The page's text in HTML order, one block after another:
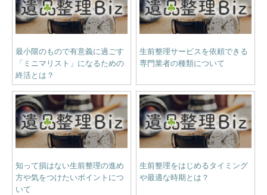
最小限のもので有意義に過ごす
「ミニマリスト」になるための
終活とは？
生前整理サービスを依頼できる
専門業者の種類について
知って損はない生前整理の進め
方や気をつけたいポイントにつ
いて
生前整理をはじめるタイミング
や最適な時期とは？